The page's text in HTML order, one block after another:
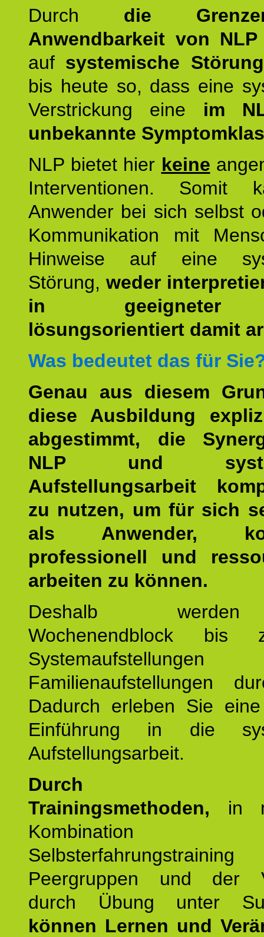
Durch die
Anwendbarkeit von NLP
auf systemische
bis heute so, dass eine
Verstrickung eine im
unbekannte
NLP bietet hier keine
Interventionen. Somit
Anwender bei sich selbst
Kommunikation mit
Hinweise auf eine
Störung, weder
in geeigneter
lösungsorientiert damit
Was bedeutet das für
Genau aus diesem
diese Ausbildung
abgestimmt, die
NLP und
Aufstellungsarbeit
zu nutzen, um für sich
als Anwender,
professionell und
arbeiten zu können.
Deshalb
Wochenendblock bis
Familienaufstellungen
Dadurch erleben Sie
Einführung in die
Aufstellungsarbeit.
Durch
Trainingsmethoden, in
Peergruppen und der
durch Übung unter
können Lernen und